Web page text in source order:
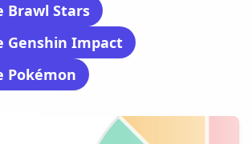
Brawl Stars
Genshin Impact
Pokémon